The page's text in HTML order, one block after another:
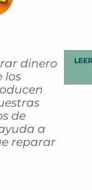
dinero
los
de
a
reparar